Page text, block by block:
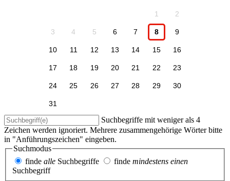
1 2
3 4 5 6 7 8 9
10 11 12 13 14 15 16
17 18 19 20 21 22 23
24 25 26 27 28 29 30
31
Suchbegriffe mit weniger als 4
Zeichen werden ignoriert. Mehrere zusammengehörige Wörter bitte
in "Anführungszeichen" eingeben.
Suchmodus
finde alle Suchbegriffe finde mindestens einen
Suchbegriff